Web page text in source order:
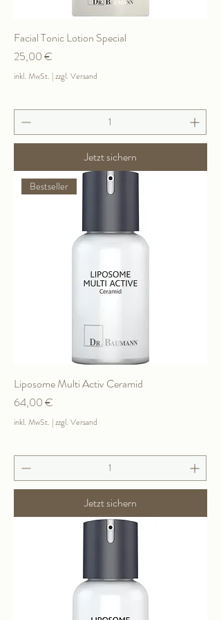
Facial Tonic Lotion Special
Preis
25,00 €
inkl. MwSt. |zzgl. Versand
Jetzt sichern
Bestseller
Liposome Multi Activ Ceramid
Preis
64,00 €
inkl. MwSt. |zzgl. Versand
Jetzt sichern